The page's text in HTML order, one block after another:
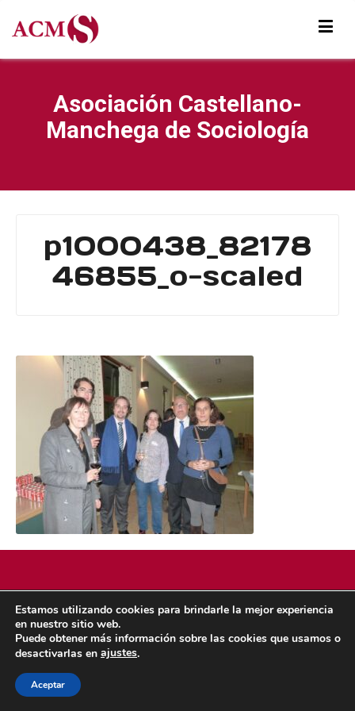
Asociación Castellano-
Manchega de Sociología
p1000438_82178
46855_o-scaled
POLÍTICA DE COOKIES POLÍTICA DE PRIVACIDAD
© 2026 ACMS.
Estamos utilizando cookies para brindarle la mejor experiencia
en nuestro sitio web.
Puede obtener más información sobre las cookies que usamos o
desactivarlas en ajustes.
Aceptar